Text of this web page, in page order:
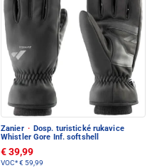
Zanier · Dosp. turistické rukavice
Whistler Gore Inf. softshell
€ 39,99
VOC*€ 59,99